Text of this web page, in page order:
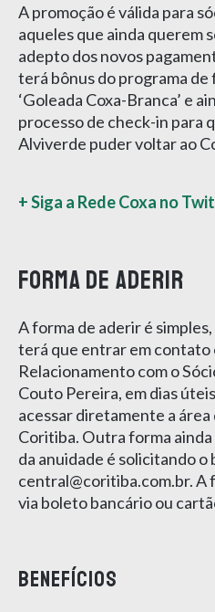
A promoção é válida para
aqueles que ainda querem
adepto dos novos
terá bônus do programa
‘Goleada Coxa-Branca’ e
processo de check-in para
Alviverde puder voltar ao
+ Siga a Rede Coxa no
Forma de aderir
A forma de aderir é
terá que entrar em contato
Relacionamento com o
Couto Pereira, em dias
acessar diretamente a
Coritiba. Outra forma
da anuidade é solicitando o
central@coritiba.com.br. A
via boleto bancário ou
Benefícios